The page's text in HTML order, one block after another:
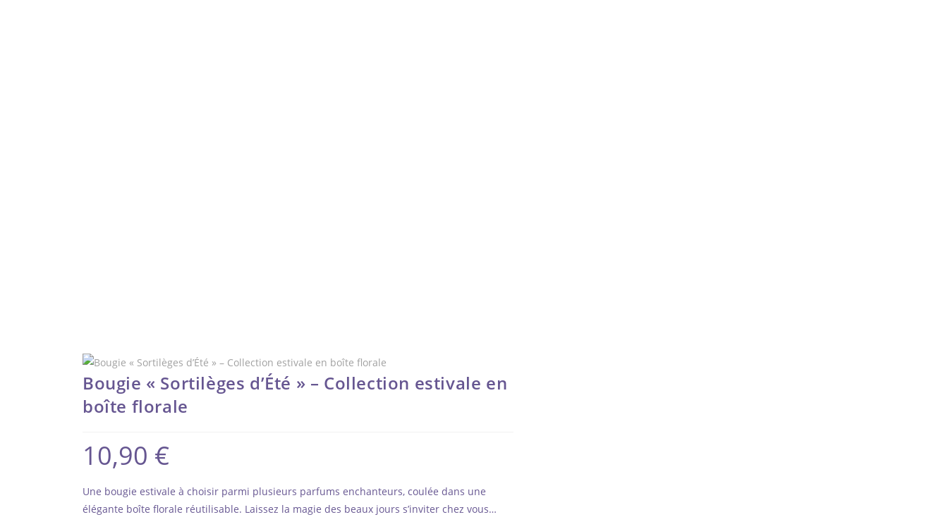
Bougie « Sortilèges d’Été » – Collection estivale en
boîte florale
10,90 €
Une bougie estivale à choisir parmi plusieurs parfums enchanteurs, coulée dans une
élégante boîte florale réutilisable. Laissez la magie des beaux jours s’inviter chez vous…